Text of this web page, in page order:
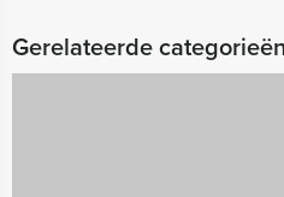
Gerelateerde categorieën